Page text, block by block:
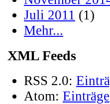
Juli 2011 (1)
Mehr...
XML Feeds
RSS 2.0:
Atom: Einträge